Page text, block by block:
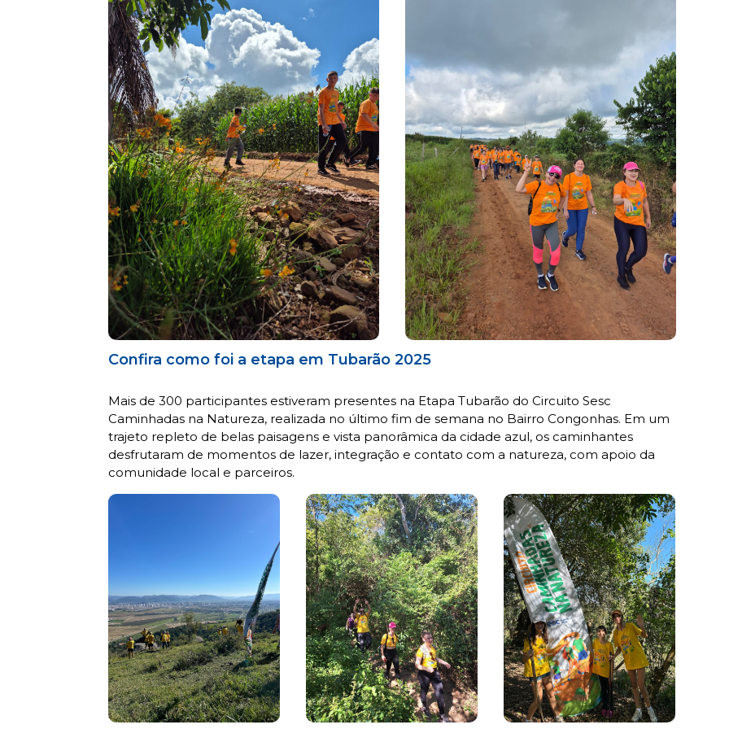
Confira como foi a etapa em Tubarão 2025
Mais de 300 participantes estiveram presentes na Etapa Tubarão do Circuito Sesc
Caminhadas na Natureza, realizada no último fim de semana no Bairro Congonhas. Em um
trajeto repleto de belas paisagens e vista panorâmica da cidade azul, os caminhantes
desfrutaram de momentos de lazer, integração e contato com a natureza, com apoio da
comunidade local e parceiros.